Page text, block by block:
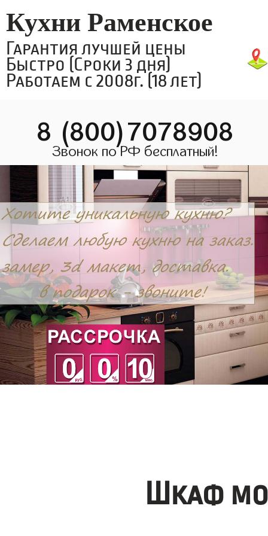
Кухни Раменское
Гарантия лучшей цены
Быстро (Сроки 3 дня)
Работаем с 2008г. (18 лет)
8 (800)7078908
Звонок по РФ бесплатный!
Шкаф